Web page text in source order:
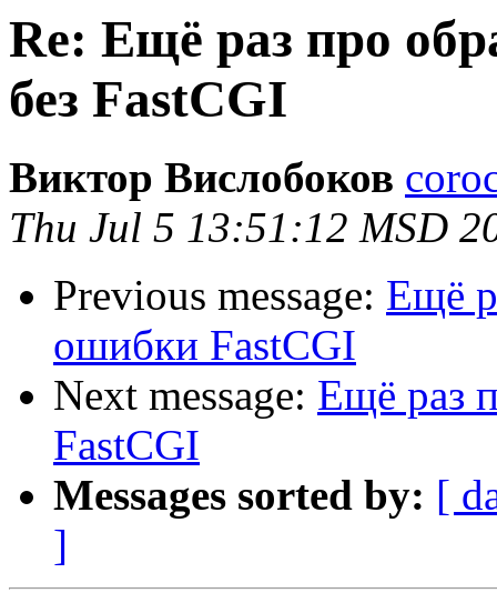
Re: Ещё раз про
без FastCGI
Виктор Вислобоков
Thu Jul 5 13:51:12 MSD
Previous message: Ещё
ошибки FastCGI
Next message: Ещё раз
FastCGI
Messages sorted by: [
]